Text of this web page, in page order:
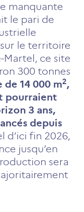
manquante
le pari de
le territoire
Martel, ce site
300 tonnes
de 14 000 m2,
pourraient
3 ans,
depuis
d’ici fin 2026,
jusqu’en
sera